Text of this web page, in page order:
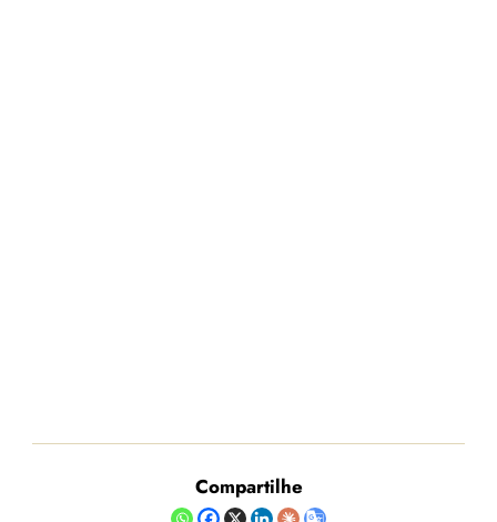
Compartilhe